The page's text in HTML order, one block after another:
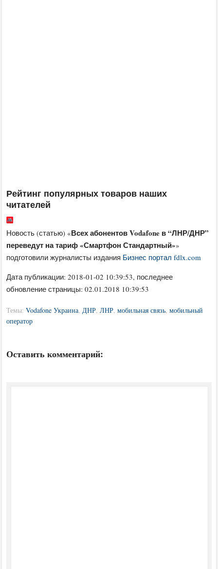
Рейтинг популярных товаров наших
читателей
Новость (статью) «Всех абонентов Vodafone в “ЛНР/ДНР”
переведут на тариф «Смартфон Стандартный»»
подготовили журналисты издания Бизнес портал fdlx.com
Дата публикации:2018-01-02 10:39:53, последнее
обновление страницы: 02.01.2018 10:39:53
Темы:Vodafone Украина,ДНР,ЛНР,мобильная связь,мобильный
оператор
Оставить комментарий: